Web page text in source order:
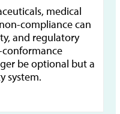
medical
compliance can
and regulatory
be optional but a
system.